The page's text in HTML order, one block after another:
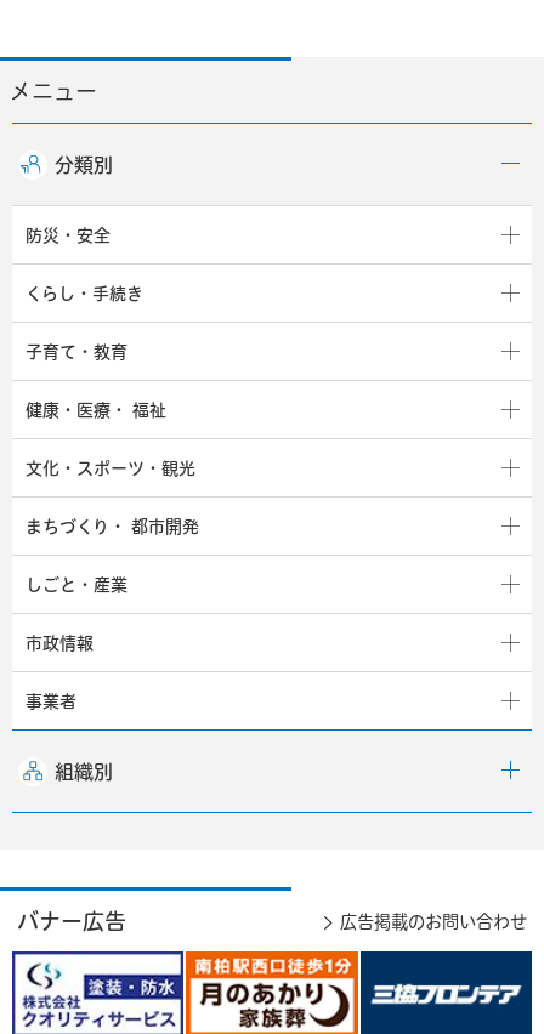
メニュー
分類別
防災・安全
くらし・手続き
子育て・教育
健康・医療・ 福祉
文化・スポーツ・観光
まちづくり・ 都市開発
しごと・産業
市政情報
事業者
組織別
バナー広告 広告掲載のお問い合わせ